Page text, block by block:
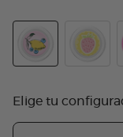
Elige tu